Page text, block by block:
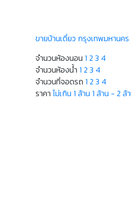
ขายบ้านเดี่ยว กรุงเทพมหานคร
จำนวนห้องนอน 1 2 3 4
จำนวนห้องน้ำ 1 2 3 4
จำนวนที่จอดรถ 1 2 3 4
ราคา ไม่เกิน 1 ล้าน 1 ล้าน - 2 ล้